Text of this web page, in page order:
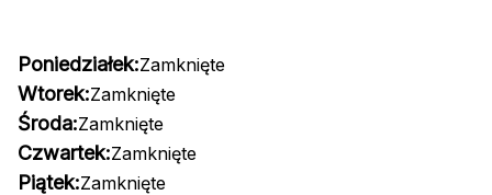
Poniedziałek:Zamknięte
Wtorek:Zamknięte
Środa:Zamknięte
Czwartek:Zamknięte
Piątek:Zamknięte